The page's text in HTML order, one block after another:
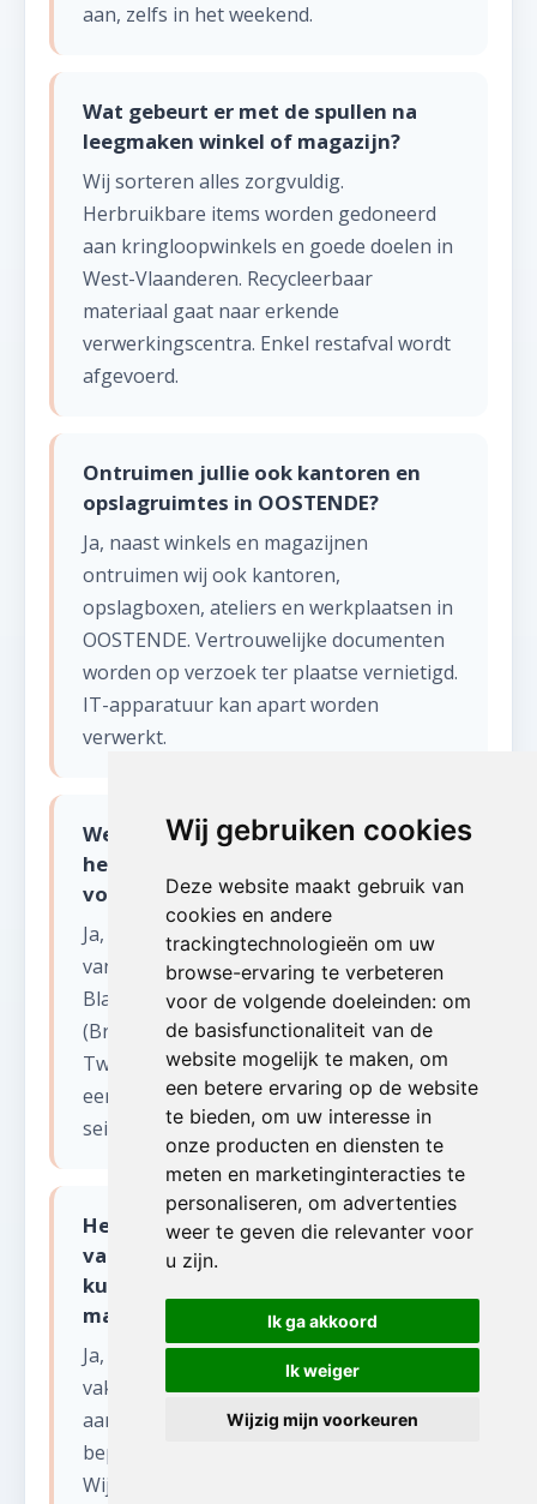
Wij gebruiken cookies
Deze website maakt gebruik van
cookies en andere
trackingtechnologieën om uw
browse-ervaring te verbeteren
voor de volgende doeleinden: om
de basisfunctionaliteit van de
website mogelijk te maken, om
een betere ervaring op de website
te bieden, om uw interesse in
onze producten en diensten te
meten en marketinginteracties te
personaliseren, om advertenties
weer te geven die relevanter voor
u zijn.
Ik ga akkoord
Ik weiger
Wijzig mijn voorkeuren
aan, zelfs in het weekend.
Wat gebeurt er met de spullen na
leegmaken winkel of magazijn?
Wij sorteren alles zorgvuldig.
Herbruikbare items worden gedoneerd
aan kringloopwinkels en goede doelen in
West-Vlaanderen. Recycleerbaar
materiaal gaat naar erkende
verwerkingscentra. Enkel restafval wordt
afgevoerd.
Ontruimen jullie ook kantoren en
opslagruimtes in OOSTENDE?
Ja, naast winkels en magazijnen
ontruimen wij ook kantoren,
opslagboxen, ateliers en werkplaatsen in
OOSTENDE. Vertrouwelijke documenten
worden op verzoek ter plaatse vernietigd.
IT-apparatuur kan apart worden
verwerkt.
Werken jullie ook aan de kust en in
het binnenland van West-Vlaanderen
voor leegmaken winkel of magazijn?
Ja, wij bedienen heel West-Vlaanderen:
van de kuststeden (Oostende, Knokke,
Blankenberge) tot het binnenland
(Brugge, Kortrijk, Roeselare, Ieper).
Tweede verblijven aan zee vereisen vaak
een specifieke aanpak vanwege
seizoensgebonden bewoning.
Hebben jullie ervaring met
vakantiewoningen aan de Belgische
kust bij leegmaken winkel of
magazijn?
Ja, wij ruimen regelmatig
vakantieappartementen en -woningen op
aan de kust. Deze panden hebben vaak
beperkte opslagruimte en smalle liften.
Wij plannen het werk buiten het